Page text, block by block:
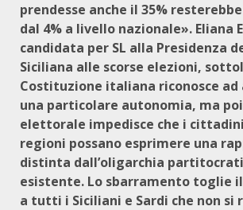
prendesse anche il 35%
dal 4% a livello nazionale». Eliana
candidata per SL alla Presidenza
Siciliana alle scorse elezioni,
Costituzione italiana riconosce ad
una particolare autonomia, ma
elettorale impedisce che i
regioni possano esprimere una
distinta dall’oligarchia
esistente. Lo sbarramento toglie
a tutti i Siciliani e Sardi che non si